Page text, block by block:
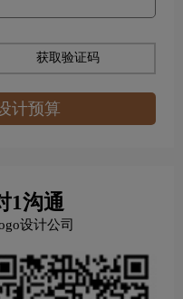
获取验证码
计预算
1沟通
设计公司